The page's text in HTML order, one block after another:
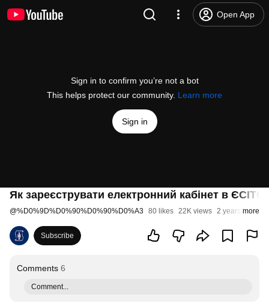
Open App
Sign in to confirm you’re not a bot
This helps protect our community. Learn more
Sign in
Як зареєструвати електронний кабінет в
@%D0%9D%D0%90%D0%90%D0%A3 80 likes 22K views 2 years ago
more
Subscribe
Comments 6
Comment...